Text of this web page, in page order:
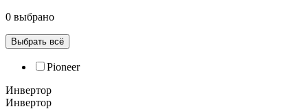
0 выбрано
Выбрать всё
Pioneer
Инвертор
Инвертор